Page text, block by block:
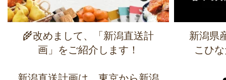
🌾改めまして、「新潟直送計
画」をご紹介します！
新潟県
こひ